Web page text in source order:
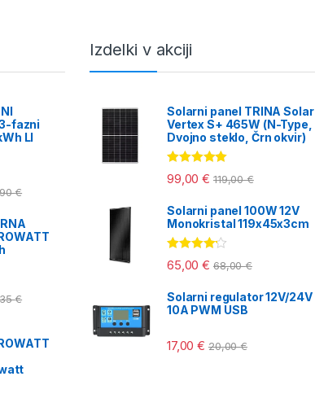
3-fazni
LI
€
€
Izdelki v akciji
Solarni panel TRINA Solar
Vertex S+ 465W (N-Type,
Dvojno steklo, Črn okvir)
Ocenjeno
5.00od 5
99,00€ 119,00€
Solarni panel 100W 12V
Monokristal 119x45x3cm
Ocenjeno
4.00od 5
65,00€ 68,00€
Solarni regulator 12V/24V
10A PWM USB
17,00€ 20,00€